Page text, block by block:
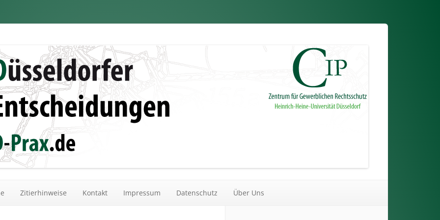
Zitierhinweise Kontakt Impressum Datenschutz Über Uns